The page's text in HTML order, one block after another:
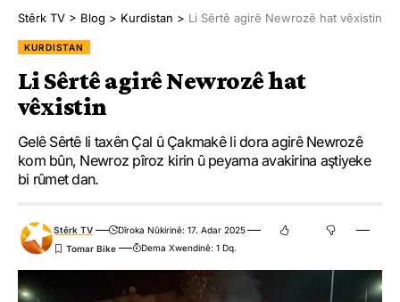
Stêrk TV > Blog > Kurdistan > Li Sêrtê agirê Newrozê hat vêxistin
KURDISTAN
Li Sêrtê agirê Newrozê hat
vêxistin
Gelê Sêrtê li taxên Çal û Çakmakê li dora agirê Newrozê
kom bûn, Newroz pîroz kirin û peyama avakirina aştiyeke
bi rûmet dan.
Stêrk TV
Dîroka Nûkirinê: 17. Adar 2025
Dema Xwendinê: 1 Dq.